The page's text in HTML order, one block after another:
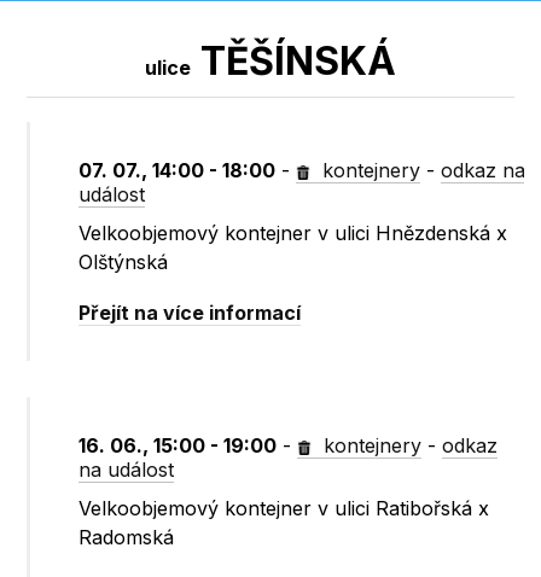
ulice TĚŠÍNSKÁ
07. 07., 14:00 - 18:00 - kontejnery -odkaz na
událost
Velkoobjemový kontejner v ulici Hnězdenská x
Olštýnská
Přejít na více informací
16. 06., 15:00 - 19:00 - kontejnery -odkaz
na událost
Velkoobjemový kontejner v ulici Ratibořská x
Radomská